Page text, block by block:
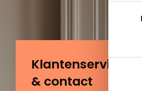
Klantenservice
& contact